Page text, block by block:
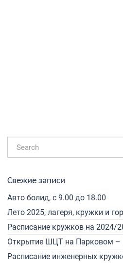
Свежие записи
Авто болид, с 9.00 до 18.00
Лето 2025, лагеря, кружки и
Расписание кружков на 2024/
Открытие ШЦТ на Парковом –
Расписание инженерных